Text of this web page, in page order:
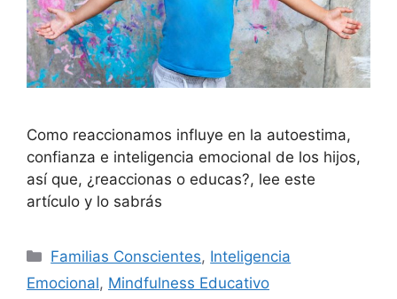
Como reaccionamos influye en la autoestima,
confianza e inteligencia emocional de los hijos,
así que, ¿reaccionas o educas?, lee este
artículo y lo sabrás
Familias Conscientes, Inteligencia
Emocional, Mindfulness Educativo